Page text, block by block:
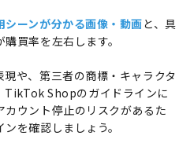
シーンが分かる画像・動画と、具
買率を左右します。
や、第三者の商標・キャラクタ
TikTok Shopのガイドラインに
ウント停止のリスクがあるた
を確認しましょう。